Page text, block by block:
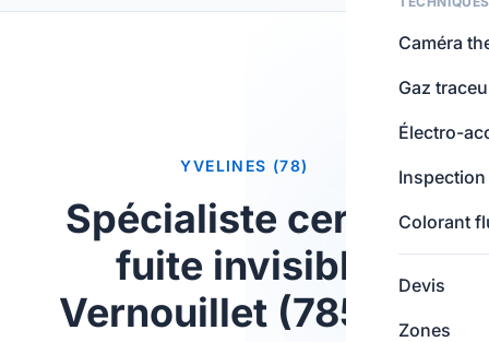
Caméra
Gaz
Électro-
Colorant
Devis
Zones
YVELINES (78)
Spécialiste certifié
fuite invisible
Vernouillet (78540)